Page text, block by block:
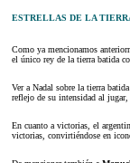
ESTRELLAS DE LA
Como ya mencionamos
el único rey de la tierra batida
Ver a Nadal sobre la tierra
reflejo de su intensidad al
En cuanto a victorias, el
victorias, convirtiéndose en